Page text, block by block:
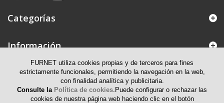
Categorías
Información
Mi cuenta
Información de contacto
FURNET utiliza cookies propias y de terceros para fines
estrictamente funcionales, permitiendo la navegación en la web,
con finalidad analítica y publicitaria.
Consulte la Política de cookies. Puede configurar o rechazar las
cookies de nuestra página web haciendo clic en el botón